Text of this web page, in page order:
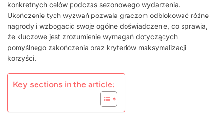
ZADAŃ,
ODBLOKOWYWANIE
NAGRÓD,
MAKSYMALIZACJA
KORZYŚCI
konkretnych celów podczas sezonowego wydarzenia.
Ukończenie tych wyzwań pozwala graczom odblokować różne
nagrody i wzbogacić swoje ogólne doświadczenie, co sprawia,
że kluczowe jest zrozumienie wymagań dotyczących
pomyślnego zakończenia oraz kryteriów maksymalizacji
korzyści.
Key sections in the article: